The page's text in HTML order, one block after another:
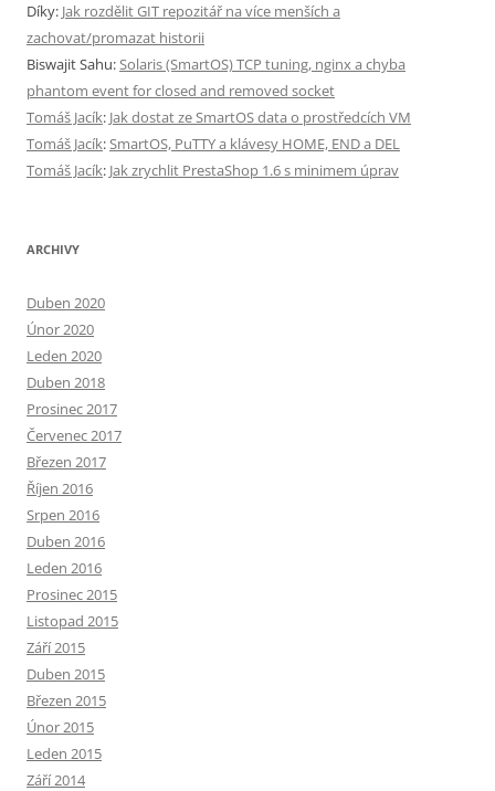
Díky: Jak rozdělit GIT repozitář na více menších a
zachovat/promazat historii
Biswajit Sahu:Solaris (SmartOS) TCP tuning, nginx a chyba
phantom event for closed and removed socket
Tomáš Jacík: Jak dostat ze SmartOS data o prostředcích VM
Tomáš Jacík:SmartOS, PuTTY a klávesy HOME, END a DEL
Tomáš Jacík: Jak zrychlit PrestaShop 1.6 s minimem úprav
ARCHIVY
Duben 2020
Únor 2020
Leden 2020
Duben 2018
Prosinec 2017
Červenec 2017
Březen 2017
Říjen 2016
Srpen 2016
Duben 2016
Leden 2016
Prosinec 2015
Listopad 2015
Září 2015
Duben 2015
Březen 2015
Únor 2015
Leden 2015
Září 2014